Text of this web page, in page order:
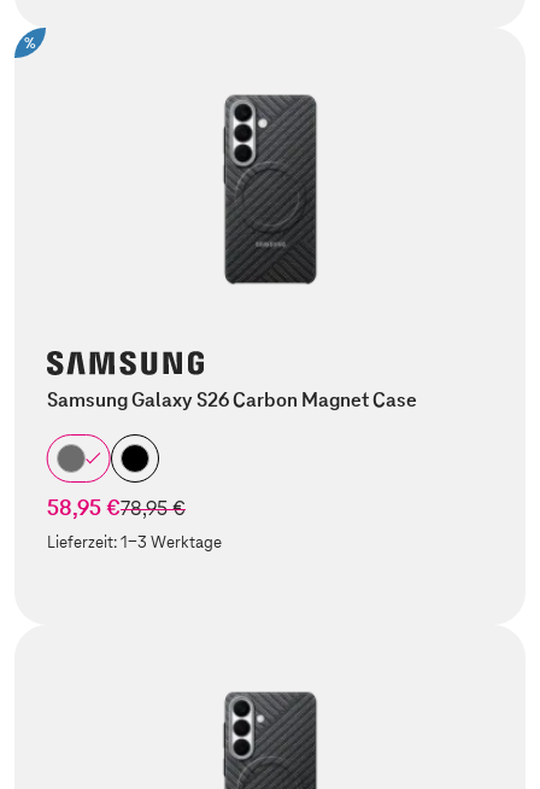
%
Samsung Galaxy S26 Carbon Magnet Case
58,95 €statt
78,95 €
Lieferzeit:1-3 Werktage